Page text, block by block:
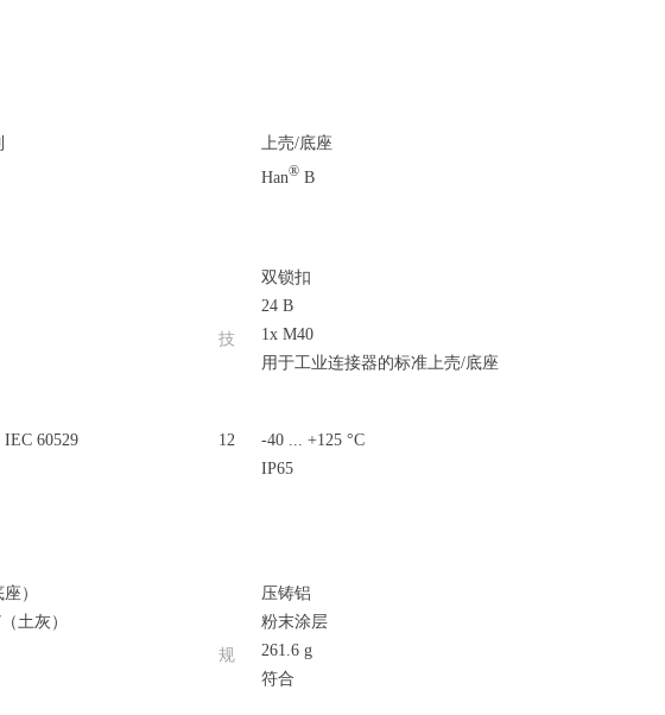
上売/底座
Han® B
双锁扣
24 B
1x M40
用于工业连接器的标准上売/底座
技
-40 ... +125 °C
60529
IP65
12
压铸铝
）
粉末涂层
土灰）
261.6 g
符合
规